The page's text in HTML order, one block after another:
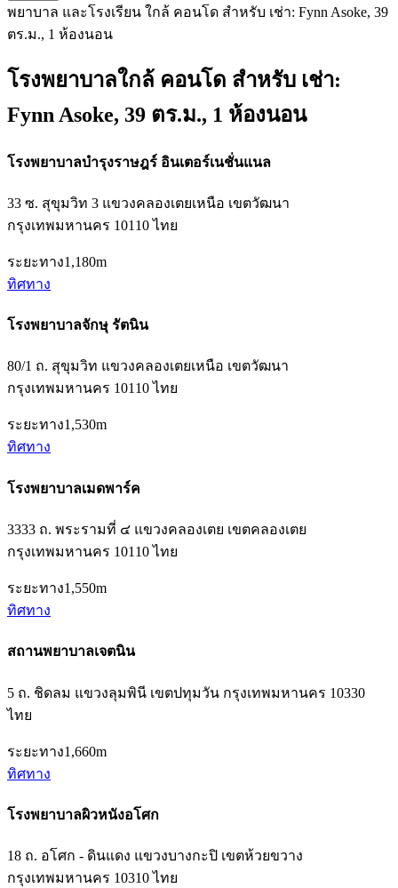
พยาบาล และโรงเรียน ใกล้ คอนโด สำหรับ เช่า: Fynn Asoke, 39
ตร.ม., 1 ห้องนอน
โรงพยาบาลใกล้ คอนโด สำหรับ เช่า:
Fynn Asoke, 39 ตร.ม., 1 ห้องนอน
โรงพยาบาลบำรุงราษฎร์ อินเตอร์เนชั่นแนล
33 ซ. สุขุมวิท 3 แขวงคลองเตยเหนือ เขตวัฒนา
กรุงเทพมหานคร 10110 ไทย
ระยะทาง1,180m
ทิศทาง
โรงพยาบาลจักษุ รัตนิน
80/1 ถ. สุขุมวิท แขวงคลองเตยเหนือ เขตวัฒนา
กรุงเทพมหานคร 10110 ไทย
ระยะทาง1,530m
ทิศทาง
โรงพยาบาลเมดพาร์ค
3333 ถ. พระรามที่ ๔ แขวงคลองเตย เขตคลองเตย
กรุงเทพมหานคร 10110 ไทย
ระยะทาง1,550m
ทิศทาง
สถานพยาบาลเจตนิน
5 ถ. ชิดลม แขวงลุมพินี เขตปทุมวัน กรุงเทพมหานคร 10330
ไทย
ระยะทาง1,660m
ทิศทาง
โรงพยาบาลผิวหนังอโศก
18 ถ. อโศก - ดินแดง แขวงบางกะปิ เขตห้วยขวาง
กรุงเทพมหานคร 10310 ไทย